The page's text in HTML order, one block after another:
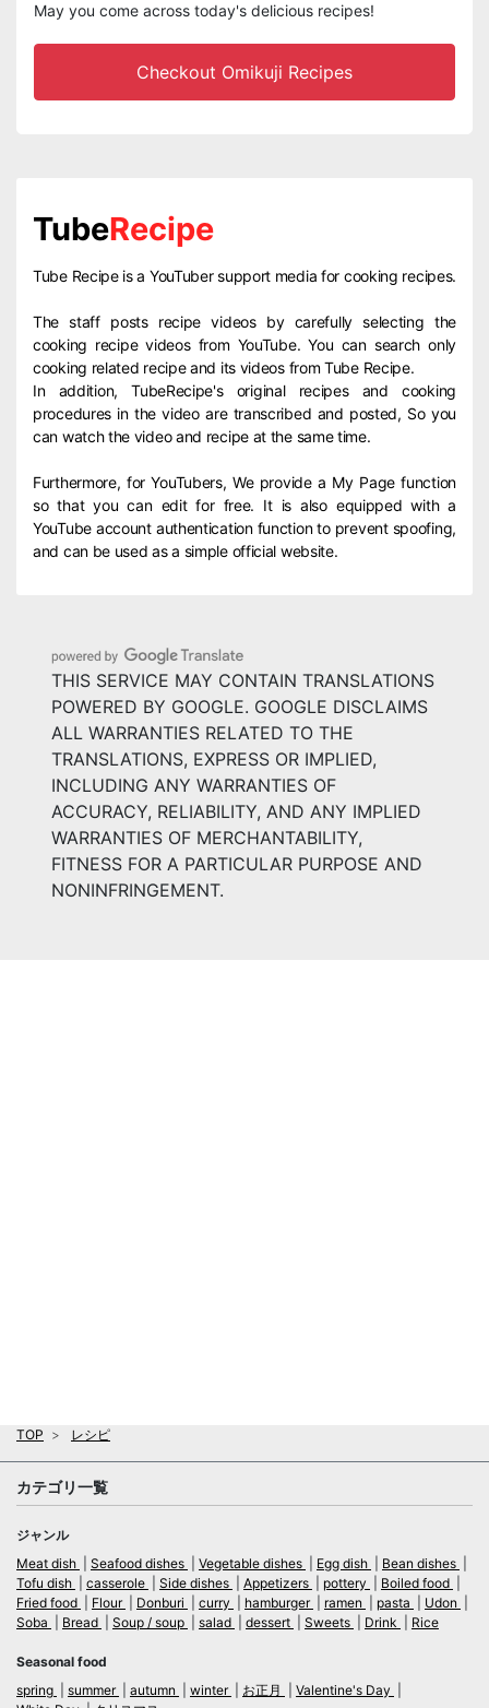
May you come across today's delicious recipes!
Checkout Omikuji Recipes
TubeRecipe
Tube Recipe is a YouTuber support media for cooking recipes.
The staff posts recipe videos by carefully selecting the
cooking recipe videos from YouTube. You can search only
cooking related recipe and its videos from Tube Recipe.
In addition, TubeRecipe's original recipes and cooking
procedures in the video are transcribed and posted, So you
can watch the video and recipe at the same time.
Furthermore, for YouTubers, We provide a My Page function
so that you can edit for free. It is also equipped with a
YouTube account authentication function to prevent spoofing,
and can be used as a simple official website.
THIS SERVICE MAY CONTAIN TRANSLATIONS
POWERED BY GOOGLE. GOOGLE DISCLAIMS
ALL WARRANTIES RELATED TO THE
TRANSLATIONS, EXPRESS OR IMPLIED,
INCLUDING ANY WARRANTIES OF
ACCURACY, RELIABILITY, AND ANY IMPLIED
WARRANTIES OF MERCHANTABILITY,
FITNESS FOR A PARTICULAR PURPOSE AND
NONINFRINGEMENT.
TOP レシピ
カテゴリ一覧
ジャンル
Meat dish
Seafood dishes Vegetable dishes Egg dish
Bean dishes
Tofu dish
casserole Side dishes Appetizers pottery
Boiled food
Fried food
Flour Donburi curry hamburger ramen pasta
Udon
Soba
Bread Soup / soup salad dessert Sweets Drink Rice
Seasonal food
spring
summer autumn winter お正月
Valentine's Day